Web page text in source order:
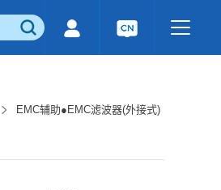
EMC辅助●EMC滤波器(外接式)